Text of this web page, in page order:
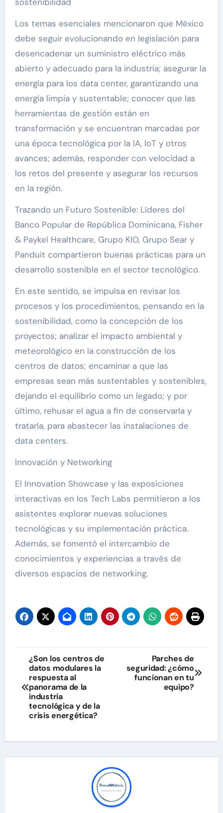
Los temas esenciales mencionaron que México
debe seguir evolucionando en legislación para
desencadenar un suministro eléctrico más
abierto y adecuado para la industria; asegurar la
energía para los data center, garantizando una
energía limpia y sustentable; conocer que las
herramientas de gestión están en
transformación y se encuentran marcadas por
una época tecnológica por la IA, IoT y otros
avances; además, responder con velocidad a
los retos del presente y asegurar los recursos
en la región.
Trazando un Futuro Sostenible: Líderes del
Banco Popular de República Dominicana, Fisher
& Paykel Healthcare, Grupo KIO, Grupo Sear y
Panduit compartieron buenas prácticas para un
desarrollo sostenible en el sector tecnológico.
En este sentido, se impulsa en revisar los
procesos y los procedimientos, pensando en la
sostenibilidad, como la concepción de los
proyectos; analizar el impacto ambiental y
meteorológico en la construcción de los
centros de datos; encaminar a que las
empresas sean más sustentables y sostenibles,
dejando el equilibrio como un legado; y por
último, rehusar el agua a fin de conservarla y
tratarla, para abastecer las instalaciones de
data centers.
Innovación y Networking
El Innovation Showcase y las exposiciones
interactivas en los Tech Labs permitieron a los
asistentes explorar nuevas soluciones
tecnológicas y su implementación práctica.
Además, se fomentó el intercambio de
conocimientos y experiencias a través de
diversos espacios de networking.
Navegación
de
entradas
¿Son los centros de
datos modulares la
respuesta al
panorama de la
industria
tecnológica y de la
crisis energética?
Parches de
seguridad: ¿cómo
funcionan en tu
equipo?